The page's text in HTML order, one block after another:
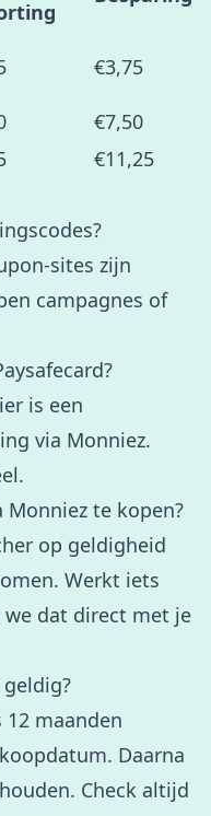
€3,75
€7,50
€11,25
sites zijn
campagnes of
is een
via Monniez.
te kopen?
op geldigheid
Werkt iets
dat direct met je
12 maanden
Daarna
Check altijd